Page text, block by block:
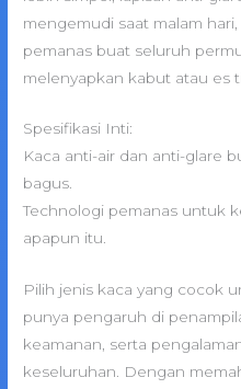
mengemudi saat malam
pemanas buat seluruh
melenyapkan kabut atau es
Spesifikasi Inti:
Kaca anti-air dan anti-glare
bagus.
Technologi pemanas untuk
apapun itu.
Pilih jenis kaca yang cocok
punya pengaruh di
keamanan, serta
keseluruhan. Dengan